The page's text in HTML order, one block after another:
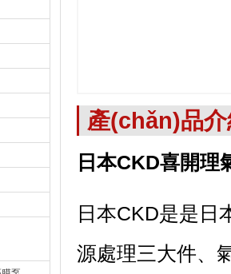
產(chǎn)品
日本CKD喜開理
日本CKD是是日
源處理三大件